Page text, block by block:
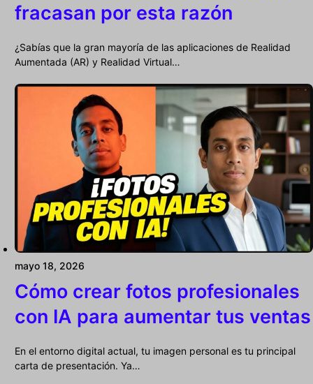
fracasan por esta razón
¿Sabías que la gran mayoría de las aplicaciones de Realidad
Aumentada (AR) y Realidad Virtual…
mayo 18, 2026
Cómo crear fotos profesionales
con IA para aumentar tus ventas
En el entorno digital actual, tu imagen personal es tu principal
carta de presentación. Ya…